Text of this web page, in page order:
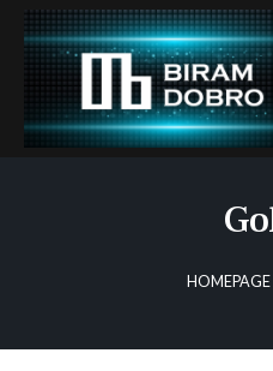
Skip
content
HOMEPAGE